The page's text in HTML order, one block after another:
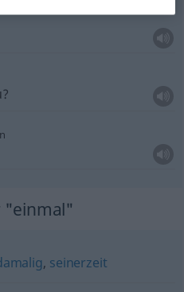
"einmal"
, seinerzeit